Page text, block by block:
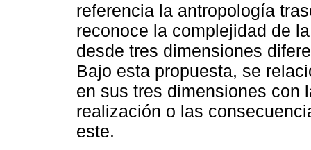
referencia la antropología
reconoce la complejidad de
desde tres dimensiones
Bajo esta propuesta, se
en sus tres dimensiones con
realización o las
este.